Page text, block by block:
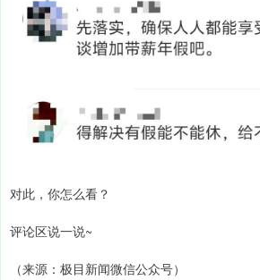
对此，你怎么看？
评论区说一说~
（来源：极目新闻微信公众号）